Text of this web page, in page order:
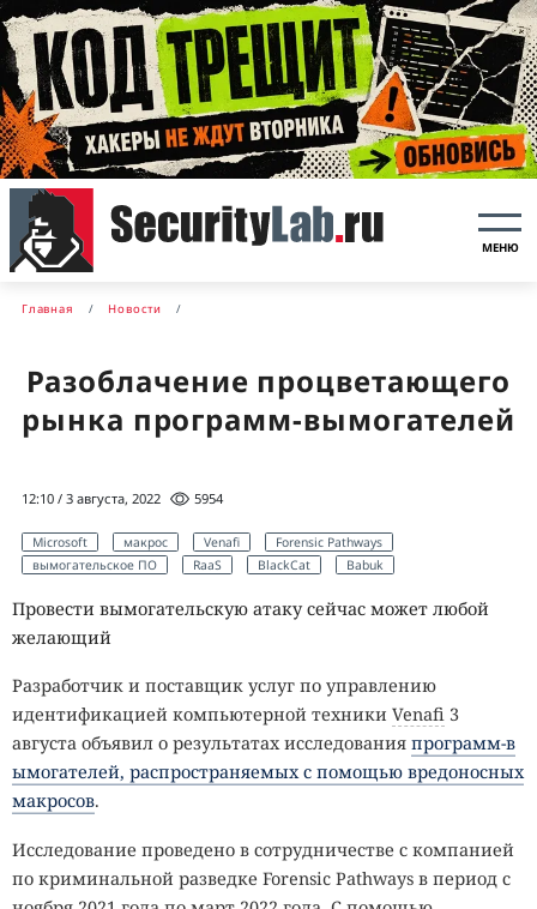
МЕНЮ
Главная Новости
Разоблачение процветающего
рынка программ-вымогателей
12:10 / 3 августа, 2022 5954
Microsoft макрос Venafi
Forensic Pathways
вымогательское ПО
RaaS BlackCat Babuk
Провести вымогательскую атаку сейчас может любой
желающий
Разработчик и поставщик услуг по управлению
идентификацией компьютерной техники Venafi 3
августа объявил о результатах исследования программ-в
ымогателей, распространяемых с помощью вредоносных
макросов.
Исследование проведено в сотрудничестве с компанией
по криминальной разведке Forensic Pathways в период с